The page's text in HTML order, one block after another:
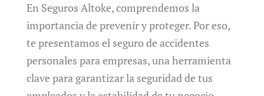
En Seguros Altoke, comprendemos la
importancia de prevenir y proteger. Por eso,
te presentamos el seguro de accidentes
personales para empresas, una herramienta
clave para garantizar la seguridad de tus